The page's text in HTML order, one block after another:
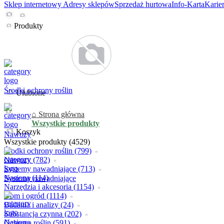
Sklep internetowy Adresy sklepówSprzedaż hurtowaInfo-Karta
Produkty
Ulubione
Koszyk
Środki ochrony roślin
Nawozy
Systemy nawadniające
Nasiona
⌂ Strona główna
Wszystkie produkty
Wszystkie produkty (4529)
Środki ochrony roślin (799)
Nawozy (782)
Systemy nawadniające (713)
Nasiona (114)
Narzędzia i akcesoria (1154)
Dom i ogród (1114)
Badania i analizy (24)
Substancja czynna (202)